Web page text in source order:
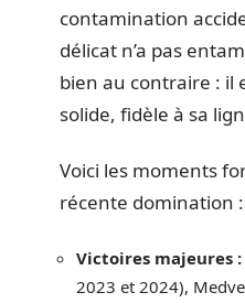
contamination
délicat n’a pas
bien au contraire : il
solide, fidèle à sa
Voici les moments
récente domination :
Victoires majeures :
2023 et 2024),